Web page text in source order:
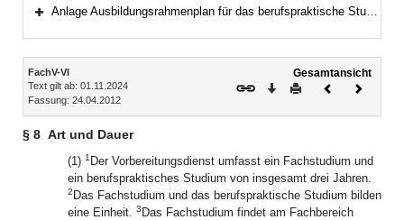
Anlage Ausbildungsrahmenplan für das berufspraktische Studium
Inhalt
FachV-VI
Text gilt ab: 01.11.2024
Fassung: 24.04.2012
Gesamtansicht
Download
DruckenVorheriges
§ 8 Art und Dauer
(1) 1 Der Vorbereitungsdienst umfasst ein Fachstudium und
ein berufspraktisches Studium von insgesamt drei Jahren.
2 Das Fachstudium und das berufspraktische Studium bilden
eine Einheit. 3 Das Fachstudium findet am Fachbereich